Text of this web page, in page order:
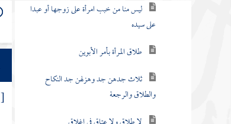
ليس منا من خبب امرأة على زوجها أو عبدا
على سيده
طلاق المرأة بأمر الأبوين
ثلاث جدهن جد وهزلهن جد النكاح
والطلاق والرجعة
[